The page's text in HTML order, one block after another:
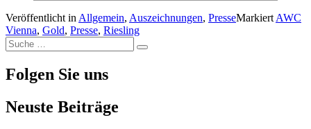
Veröffentlicht in Allgemein, Auszeichnungen, PresseMarkiert AWC
Vienna, Gold, Presse, Riesling
Suche
nach:
Suche
Folgen Sie uns
Neuste Beiträge